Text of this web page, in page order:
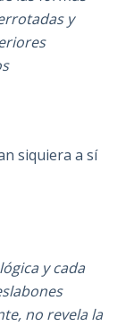
y
siquiera a sí
y cada
no revela la